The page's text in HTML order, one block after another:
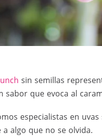
sin semillas
sabor que evoca al
especialistas en
algo que no se olvida.